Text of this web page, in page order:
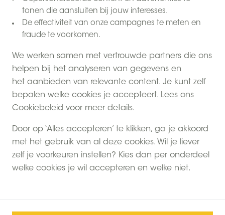
tonen die aansluiten bij jouw interesses.
De effectiviteit van onze campagnes te meten en
fraude te voorkomen.
We werken samen met vertrouwde partners die ons
helpen bij het analyseren van gegevens en
het aanbieden van relevante content. Je kunt zelf
bepalen welke cookies je accepteert. Lees ons
Cookiebeleid voor meer details.
Door op ‘Alles accepteren’ te klikken, ga je akkoord
met het gebruik van al deze cookies. Wil je liever
zelf je voorkeuren instellen? Kies dan per onderdeel
welke cookies je wil accepteren en welke niet.
voor het outdoor gevoel in de Belgische Ardennen.
Op de boerderijen van BoerenBed in België ontsnap
je aan het massatoerisme en kom je samen echt tot
rust.
Liever last-minute naarNederlandofFrankrijk? Of
bekijk alle boerderijenvan BoerenBed.